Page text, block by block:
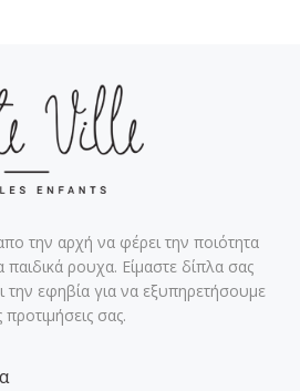
την αρχή να φέρει την ποιότητα
παιδικά ρουχα. Είμαστε δίπλα σας
την εφηβία για να εξυπηρετήσουμε
προτιμήσεις σας.